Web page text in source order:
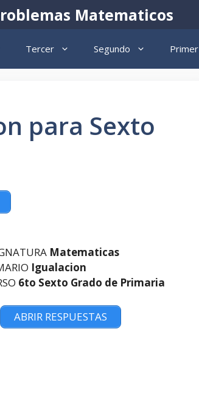
Matematicos
Tercer Segundo Primer
para Sexto
Matematicas
Igualacion
6to Sexto Grado de Primaria
ABRIR RESPUESTAS